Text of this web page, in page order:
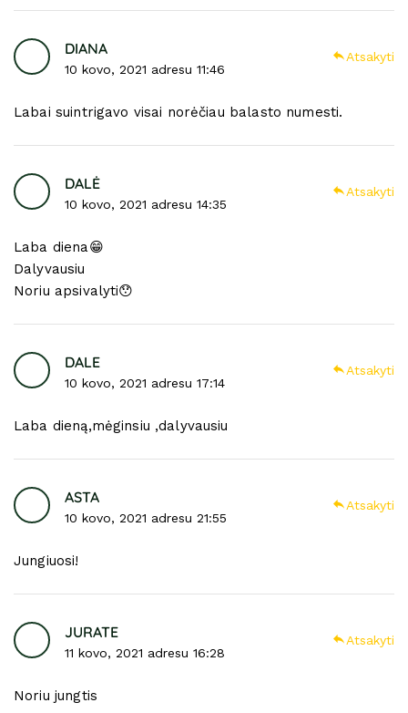
DIANA
10 kovo, 2021 adresu 11:46
Atsakyti
Labai suintrigavo visai norėčiau balasto numesti.
DALĖ
10 kovo, 2021 adresu 14:35
Atsakyti
Laba diena😁
Dalyvausiu
Noriu apsivalyti😯
DALE
10 kovo, 2021 adresu 17:14
Atsakyti
Laba dieną,mėginsiu ,dalyvausiu
ASTA
10 kovo, 2021 adresu 21:55
Atsakyti
Jungiuosi!
JURATE
11 kovo, 2021 adresu 16:28
Atsakyti
Noriu jungtis